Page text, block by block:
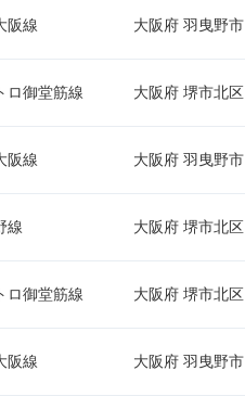
阪線 大阪府 羽曳野市
ロ御堂筋線 大阪府 堺市北区
阪線 大阪府 羽曳野市
線 大阪府 堺市北区
ロ御堂筋線 大阪府 堺市北区
阪線 大阪府 羽曳野市